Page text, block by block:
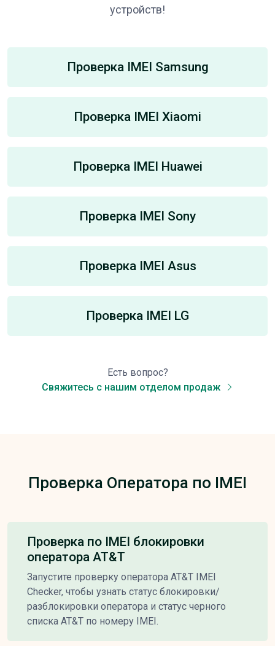
устройств!
Проверка IMEI Samsung
Проверка IMEI Xiaomi
Проверка IMEI Huawei
Проверка IMEI Sony
Проверка IMEI Asus
Проверка IMEI LG
Есть вопрос?
Свяжитесь с нашим отделом продаж
Проверка Оператора по IMEI
Проверка по IMEI блокировки
оператора AT&T
Запустите проверку оператора AT&T IMEI
Checker, чтобы узнать статус блокировки/
разблокировки оператора и статус черного
списка AT&T по номеру IMEI.